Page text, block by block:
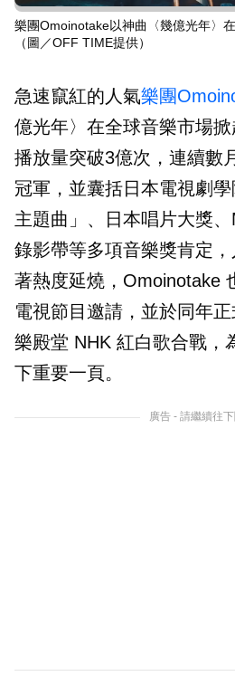
樂團Omoinotake以神曲〈幾億光年〉
（圖／OFF TIME提供）
急速竄紅的人氣樂團
億光年〉在全球音樂市場
播放量突破3億次，連續數
冠軍，並囊括日本電視劇
主題曲」、日本唱片大獎
錄影帶等多項音樂獎肯定
著熱度延燒，Omoinotake
電視節目邀請，並於同年
樂殿堂 NHK 紅白歌合戰，
下重要一頁。
廣告 - 請繼續往